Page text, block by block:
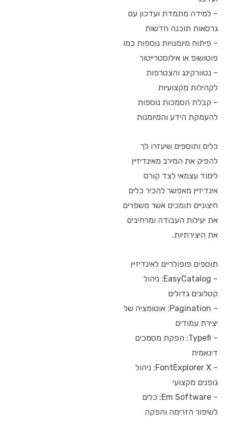
– למידה מתמדת ועדכון עם
גרסאות תוכנה חדשות
– פיתוח מיומנויות נוספות כמו
פוטושופ או אילוסטרייטור
– נטוורקינג והצטרפות
לקהילות מקצועיות
– קבלת הסמכות נוספות
להעמקת הידע והמיומנות
כלים ותוספים שיעזרו לך
להפיק את המירב מאינדיזיין
לימוד עצמאי לצד קורס
אינדיזיין מאפשר להכיר כלים
חיצוניים תומכים אשר משפרים
את יעילות העבודה ומרחיבים
את היצירתיות.
תוספים פופולריים לאינדיזיין
– EasyCatalog: ניהול
קטלוגים גדולים
– Pagination: אוטומציה של
יצירת עמודים
– Typefi: הפקת מסמכים
דינאמית
– FontExplorer X: ניהול
גופנים מקצועי
– Em Software: כלים
לשיפור הזרימה והפקה